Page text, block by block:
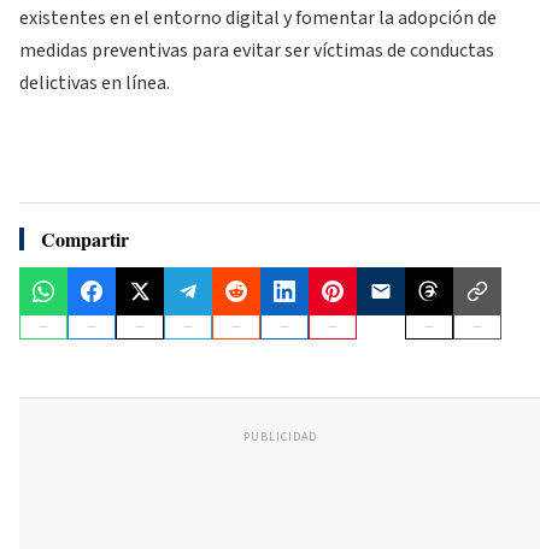
existentes en el entorno digital y fomentar la adopción de
medidas preventivas para evitar ser víctimas de conductas
delictivas en línea.
Compartir
PUBLICIDAD